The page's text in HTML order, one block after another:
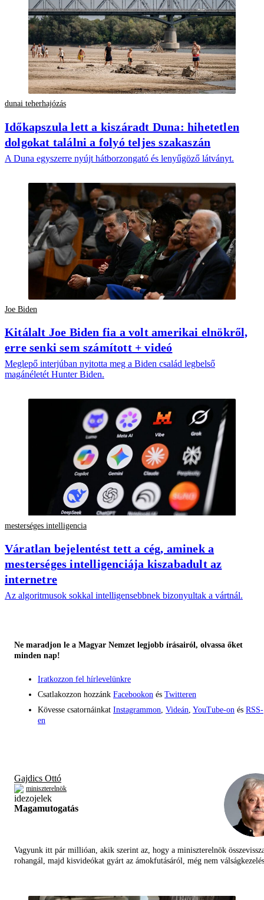
dunai teherhajózás
Időkapszula lett a kiszáradt Duna: hihetetlen
dolgokat találni a folyó teljes szakaszán
A Duna egyszerre nyújt hátborzongató és lenyűgöző látványt.
Joe Biden
Kitálalt Joe Biden fia a volt amerikai elnökről,
erre senki sem számított + videó
Meglepő interjúban nyitotta meg a Biden család legbelső
magánéletét Hunter Biden.
mesterséges intelligencia
Váratlan bejelentést tett a cég, aminek a
mesterséges intelligenciája kiszabadult az
internetre
Az algoritmusok sokkal intelligensebbnek bizonyultak a vártnál.
Ne maradjon le a Magyar Nemzet legjobb írásairól, olvassa őket
minden nap!
Iratkozzon fel hírlevelünkre
Csatlakozzon hozzánk Facebookon és Twitteren
Kövesse csatornáinkat Instagrammon, Videán, YouTube-on és RSS-
en
Gajdics Ottó
miniszterelnök
Magamutogatás
Vagyunk itt pár millióan, akik szerint az, hogy a miniszterelnök
rohangál, majd kisvideókat gyárt az ámokfutásáról, még nem